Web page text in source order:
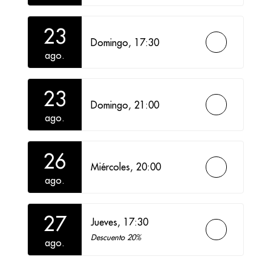
23
ago.
Domingo, 17:30
23
ago.
Domingo, 21:00
26
ago.
Miércoles, 20:00
27
ago.
Jueves, 17:30
Descuento 20%